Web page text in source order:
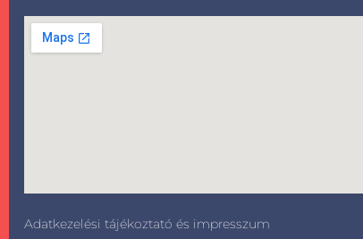
Adatkezelési tájékoztató és impresszum